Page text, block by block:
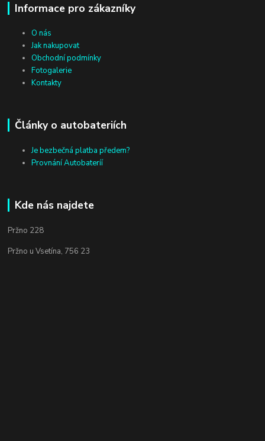
Informace pro zákazníky
O nás
Jak nakupovat
Obchodní podmínky
Fotogalerie
Kontakty
Články o autobateriích
Je bezbečná platba předem?
Provnání Autobateríí
Kde nás najdete
Pržno 228
Pržno u Vsetína, 756 23